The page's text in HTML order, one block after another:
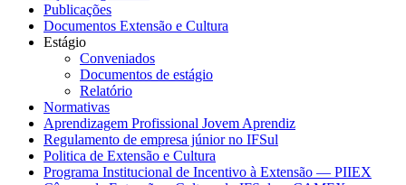
Publicações
Documentos Extensão e Cultura
Estágio
Conveniados
Documentos de estágio
Relatório
Normativas
Aprendizagem Profissional Jovem Aprendiz
Regulamento de empresa júnior no IFSul
Politica de Extensão e Cultura
Programa Institucional de Incentivo à Extensão — PIIEX